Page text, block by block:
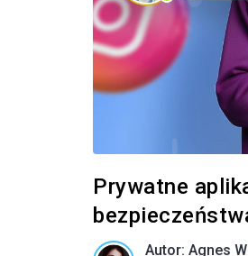
Prywatne
Autor: Agnes